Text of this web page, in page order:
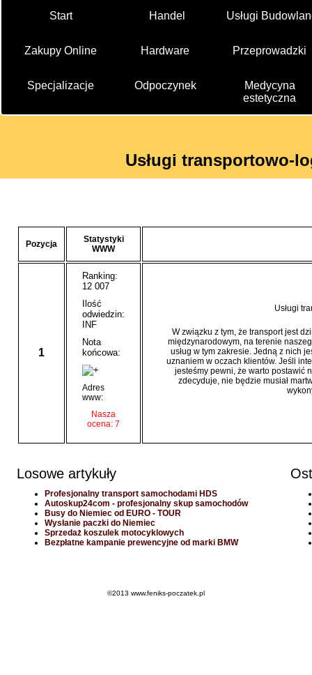
Start Handel Usługi
Zakupy Online Hardware Przeprowadzki
Specjalizacje Odpoczynek
Medycyna
estetyczna
Usługi transportowo-
Pozycja
Statystyki
WWW
1
Ranking:
12 007
Ilość
odwiedzin:
INF
Nota
końcowa:
Adres
www:
Nasza
ocena: 7
Usługi
W związku z tym, że transport jest
międzynarodowym, na terenie
usług w tym zakresie. Jedną z nich
uznaniem w oczach klientów. Jeśli
jesteśmy pewni, że warto postawić
zdecyduje, nie będzie musiał
Losowe artykuły
Profesjonalny transport samochodami HDS
Autoskup24com - profesjonalny skup samochodów
Busy do Niemiec od EURO - TOUR
Wysłanie paczki do Niemiec
Sprzedaż koszulek motocyklowych
Bezpłatne kampanie prewencyjne od marki BMW
©2013 www.feniks-poczatek.pl